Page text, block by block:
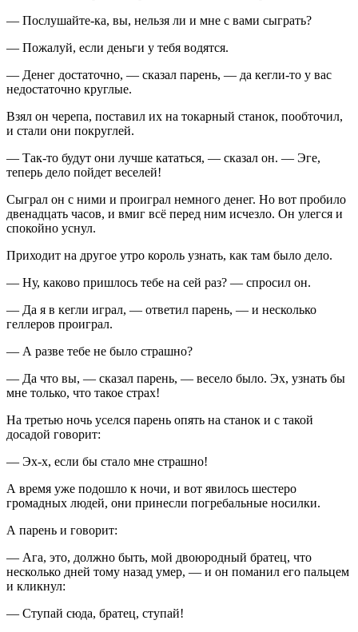
— Послушайте-ка, вы, нельзя ли и мне с вами сыграть?
— Пожалуй, если деньги у тебя водятся.
— Денег достаточно, — сказал парень, — да кегли-то у вас
недостаточно круглые.
Взял он черепа, поставил их на токарный станок, пообточил,
и стали они покруглей.
— Так-то будут они лучше кататься, — сказал он. — Эге,
теперь дело пойдет веселей!
Сыграл он с ними и проиграл немного денег. Но вот пробило
двенадцать часов, и вмиг всё перед ним исчезло. Он улегся и
спокойно уснул.
Приходит на другое утро король узнать, как там было дело.
— Ну, каково пришлось тебе на сей раз? — спросил он.
— Да я в кегли играл, — ответил парень, — и несколько
геллеров проиграл.
— А разве тебе не было страшно?
— Да что вы, — сказал парень, — весело было. Эх, узнать бы
мне только, что такое страх!
На третью ночь уселся парень опять на станок и с такой
досадой говорит:
— Эх-х, если бы стало мне страшно!
А время уже подошло к ночи, и вот явилось шестеро
громадных людей, они принесли погребальные носилки.
А парень и говорит:
— Ага, это, должно быть, мой двоюродный братец, что
несколько дней тому назад умер, — и он поманил его пальцем
и кликнул:
— Ступай сюда, братец, ступай!